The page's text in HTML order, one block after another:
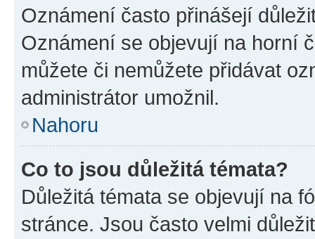
Oznámení často přinášejí
Oznámení se objevují na horní
můžete či nemůžete přidávat
administrátor umožnil.
Nahoru
Co to jsou důležitá témata?
Důležitá témata se objevují na
stránce. Jsou často velmi